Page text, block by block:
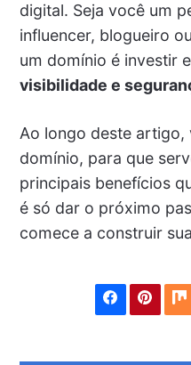
digital. Seja você um
influencer, blogueiro
um domínio é investir
visibilidade e
Ao longo deste artigo,
domínio, para que
principais benefícios
é só dar o próximo
comece a construir